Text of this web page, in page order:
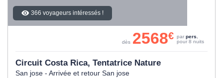
366 voyageurs intéressés !
Circuit Costa Rica, Tentatrice Nature
San jose - Arrivée et retour San jose
dès 2568€ par pers.
pour 8 nuits